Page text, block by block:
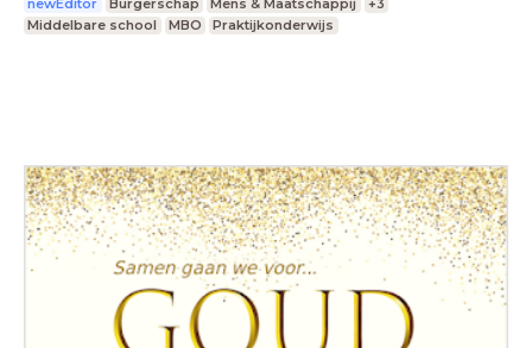
newEditor Burgerschap Mens & Maatschappij
+3
Middelbare school
MBO Praktijkonderwijs